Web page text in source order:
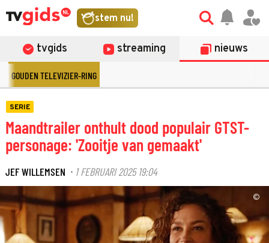
stem nu!
tvgids streaming nieuws
GOUDEN TELEVIZIER-RING
SERIE
Maandtrailer onthult dood populair GTST-
personage: 'Zooitje van gemaakt'
JEF WILLEMSEN · 1 FEBRUARI 2025 19:04
©